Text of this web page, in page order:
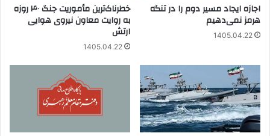
اجازه ایجاد مسیر دوم را در تنگه
هرمز نمی‌دهیم
1405.04.22
خطرناک‌ترین مأموریت جنگ ۴۰ روزه
به روایت معاون نیروی هوایی
ارتش
1405.04.22